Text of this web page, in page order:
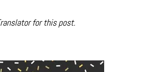
for this post.